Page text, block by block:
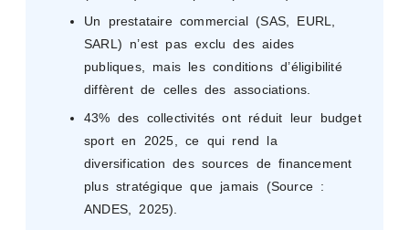
Un prestataire commercial (SAS, EURL,
SARL) n’est pas exclu des aides
publiques, mais les conditions d’éligibilité
diffèrent de celles des associations.
43% des collectivités ont réduit leur budget
sport en 2025, ce qui rend la
diversification des sources de financement
plus stratégique que jamais (Source :
ANDES, 2025).